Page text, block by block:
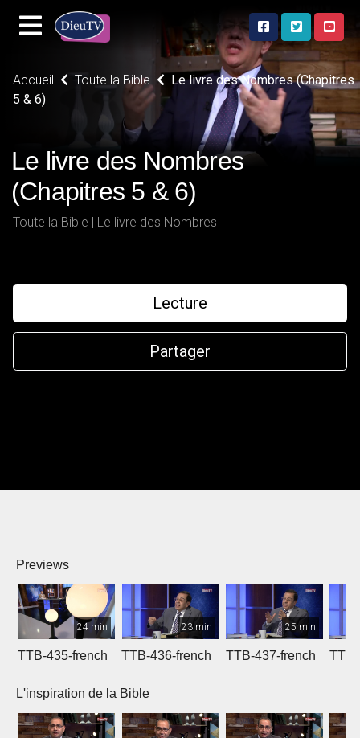
Accueil Toute la Bible
Le livre des Nombres (Chapitres
5 & 6)
Le livre des Nombres
(Chapitres 5 & 6)
Toute la Bible | Le livre des Nombres
Lecture
Partager
Previews
24 min
TTB-435-french
23 min
TTB-436-french
25 min
TTB-437-french
L'inspiration de la Bible